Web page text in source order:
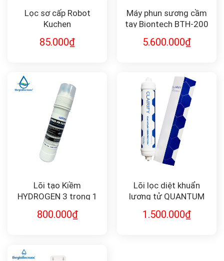
Lọc sơ cấp Robot
Kuchen
85.000₫
Máy phun sương cầm
tay Biontech BTH-200
5.600.000₫
Lõi tạo Kiềm
HYDROGEN 3 trong 1
HYDRO11
800.000₫
Lõi lọc diệt khuẩn
lượng tử QUANTUM
1.500.000₫